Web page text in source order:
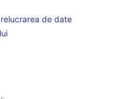
de date